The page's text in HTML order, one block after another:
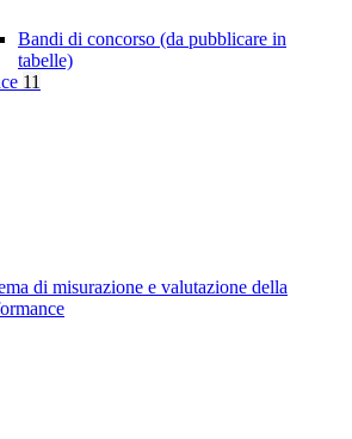
Bandi di concorso (da pubblicare in
tabelle)
11
di misurazione e valutazione della